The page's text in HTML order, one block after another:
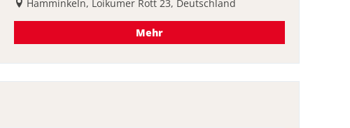
Hamminkeln, Loikumer Rott 23, Deutschland
Mehr